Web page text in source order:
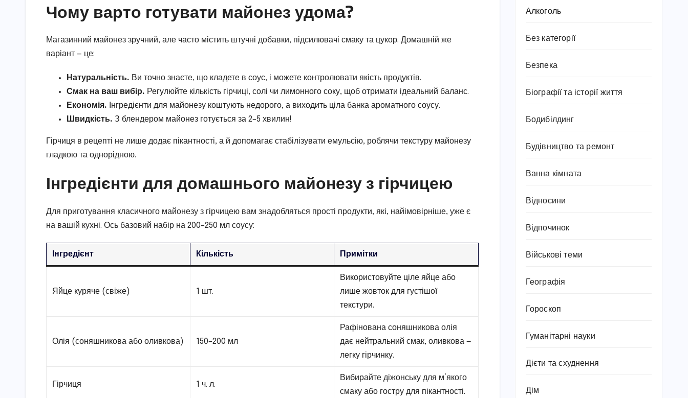
Чому варто готувати майонез удома?
Магазинний майонез зручний, але часто містить штучні добавки, підсилювачі смаку та цукор. Домашній же
варіант — це:
Натуральність. Ви точно знаєте, що кладете в соус, і можете контролювати якість продуктів.
Смак на ваш вибір. Регулюйте кількість гірчиці, солі чи лимонного соку, щоб отримати ідеальний баланс.
Економія. Інгредієнти для майонезу коштують недорого, а виходить ціла банка ароматного соусу.
Швидкість. З блендером майонез готується за 2–5 хвилин!
Гірчиця в рецепті не лише додає пікантності, а й допомагає стабілізувати емульсію, роблячи текстуру майонезу
гладкою та однорідною.
Інгредієнти для домашнього майонезу з гірчицею
Для приготування класичного майонезу з гірчицею вам знадобляться прості продукти, які, найімовірніше, уже є
на вашій кухні. Ось базовий набір на 200–250 мл соусу:
Інгредієнт Кількість Примітки
Яйце куряче (свіже) 1 шт.
Використовуйте ціле яйце або
лише жовток для густішої
текстури.
Олія (соняшникова або оливкова) 150–200 мл
Рафінована соняшникова олія
дає нейтральний смак, оливкова —
легку гірчинку.
Гірчиця 1 ч. л.
Вибирайте діжонську для м’якого
смаку або гостру для пікантності.
Алкоголь
Без категорії
Безпека
Біографії та історії життя
Бодибілдинг
Будівництво та ремонт
Ванна кімната
Відносини
Відпочинок
Військові теми
Географія
Гороскоп
Гуманітарні науки
Дієти та схуднення
Дім